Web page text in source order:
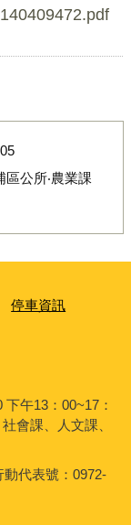
區公所‧農業課
停車資訊
午13：00~17：
會課、人文課、
動代表號：0972-